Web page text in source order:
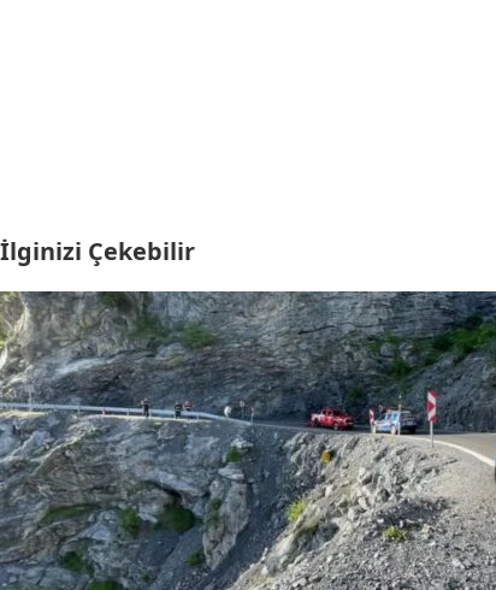
İlginizi Çekebilir